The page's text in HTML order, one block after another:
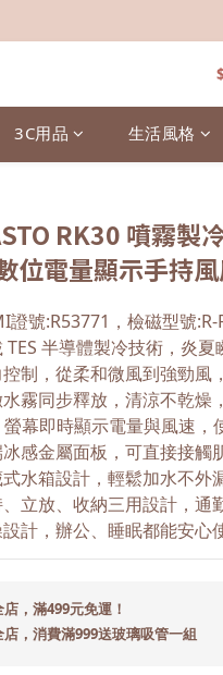
3C用品 生活風格
RK30 噴霧製
位電量顯示手持
證號:R53771，檢磁型號:R-
TES 半導體製冷技術，炎夏
制，從柔和微風到強勁風
霧同步釋放，清涼不乾燥
螢幕即時顯示電量與風速，
感金屬面板，可直接接觸
水箱設計，輕鬆加水不外
立放、收納三用設計，通
計，辦公、睡眠都能安心
店，滿499元免運！
店，消費滿999送玻璃吸管一組